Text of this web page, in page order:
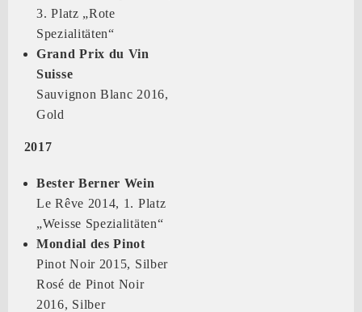
3. Platz „Rote
Spezialitäten“
Grand Prix du Vin
Suisse
Sauvignon Blanc 2016,
Gold
2017
Bester Berner Wein
Le Rêve 2014, 1. Platz
„Weisse Spezialitäten“
Mondial des Pinot
Pinot Noir 2015, Silber
Rosé de Pinot Noir
2016, Silber